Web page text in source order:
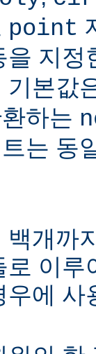
point
을 지
기본값
하는
는 동
백개까
로 이루
우에 사